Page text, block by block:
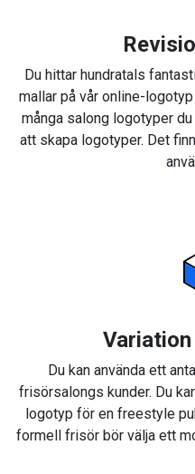
Du hittar hundratals
mallar på vår online-
många salong logotyper
att skapa logotyper. Det
Du kan använda ett
frisörsalongs kunder. Du
logotyp för en freestyle
formell frisör bör välja ett